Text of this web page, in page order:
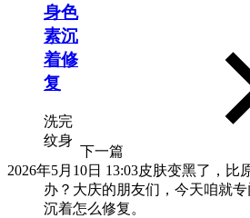
下一篇
2026年5月10日 13:03
身色
素沉
着修
复
洗完
纹身
皮肤变黑了，比
办？大庆的朋友们，今天咱就
沉着怎么修复。